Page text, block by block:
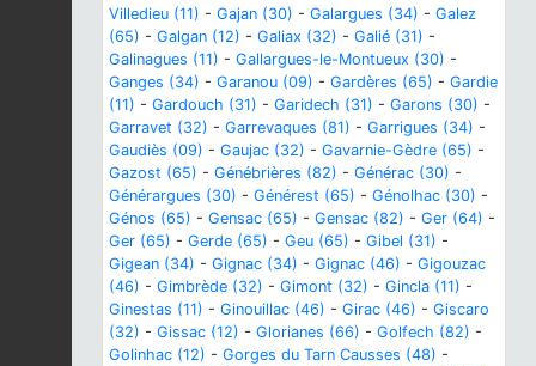
Villedieu (11) - Gajan (30) - Galargues (34) - Galez
(65) - Galgan (12) - Galiax (32) - Galié (31) -
Galinagues (11) - Gallargues-le-Montueux (30) -
Ganges (34) - Garanou (09) - Gardères (65) - Gardie
(11) - Gardouch (31) - Garidech (31) - Garons (30) -
Garravet (32) - Garrevaques (81) - Garrigues (34) -
Gaudiès (09) - Gaujac (32) - Gavarnie-Gèdre (65) -
Gazost (65) - Génébrières (82) - Générac (30) -
Générargues (30) - Générest (65) - Génolhac (30) -
Génos (65) - Gensac (65) - Gensac (82) - Ger (64) -
Ger (65) - Gerde (65) - Geu (65) - Gibel (31) -
Gigean (34) - Gignac (34) - Gignac (46) - Gigouzac
(46) - Gimbrède (32) - Gimont (32) - Gincla (11) -
Ginestas (11) - Ginouillac (46) - Girac (46) - Giscaro
(32) - Gissac (12) - Glorianes (66) - Golfech (82) -
Golinhac (12) - Gorges du Tarn Causses (48) -